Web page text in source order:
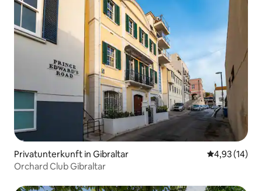
Privatunterkunft in Gibraltar
4,93 (14)
Orchard Club Gibraltar